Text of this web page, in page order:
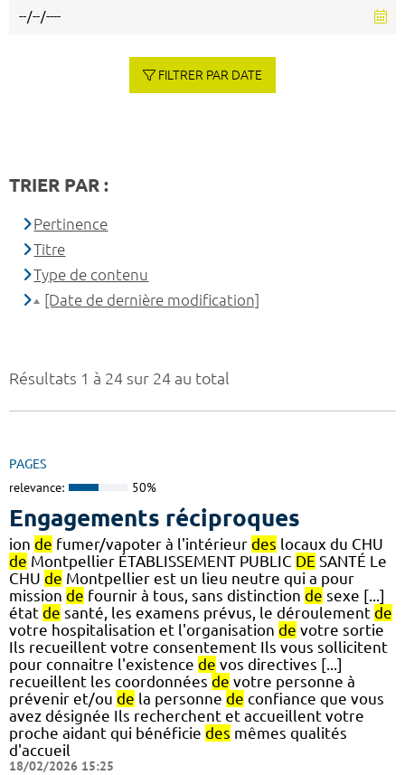
Résultats 1 à 24 sur 24 au total
PAGES
relevance: 50%
Engagements réciproques
ion de fumer/vapoter à l'intérieur des locaux du CHU
de Montpellier ÉTABLISSEMENT PUBLIC DE SANTÉ Le
CHU de Montpellier est un lieu neutre qui a pour
mission de fournir à tous, sans distinction de sexe [...]
état de santé, les examens prévus, le déroulement de
votre hospitalisation et l'organisation de votre sortie
Ils recueillent votre consentement Ils vous sollicitent
pour connaitre l'existence de vos directives [...]
recueillent les coordonnées de votre personne à
prévenir et/ou de la personne de confiance que vous
avez désignée Ils recherchent et accueillent votre
proche aidant qui bénéficie des mêmes qualités
d'accueil
18/02/2026 15:25
FILTRER PAR DATE
TRIER PAR :
Pertinence
Titre
Type de contenu
[Date de dernière modification]